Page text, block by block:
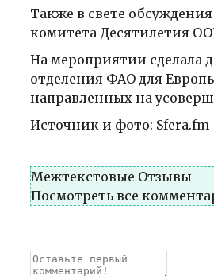
Также в свете
комитета Десятилетия
На мероприятии сделала
отделения ФАО для
направленных на
Источник и фото: Sfera.fm
Межтекстовые Отзывы
Посмотреть все